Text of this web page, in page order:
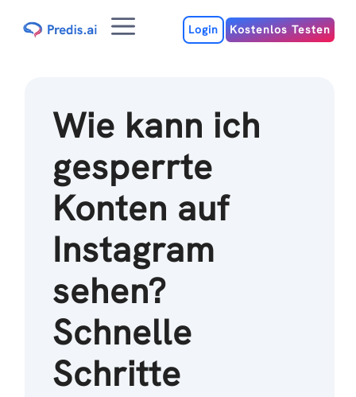
Inhalt
MenuLogin Kostenlos Testen
Wie kann ich
gesperrte
Konten auf
Instagram
sehen?
Schnelle
Schritte